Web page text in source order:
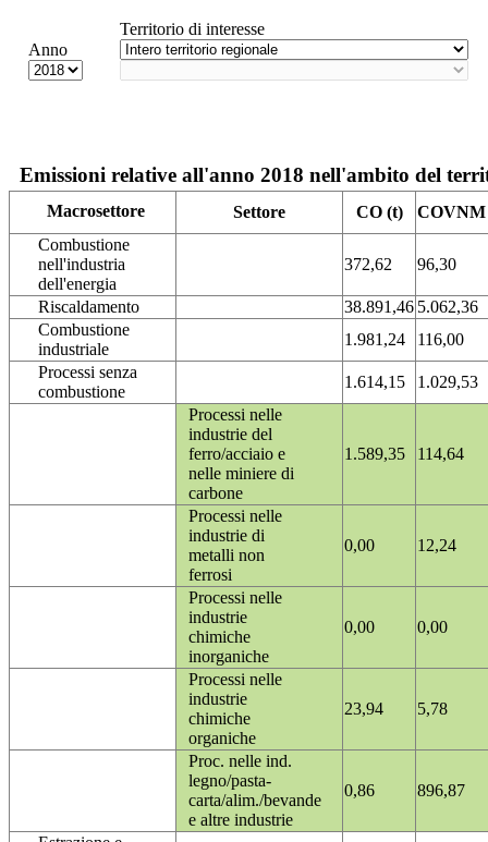
Anno
Territorio di interesse
Emissioni relative all'anno 2018 nell'ambito del
Macrosettore Settore CO (t)
COVNM
Combustione
nell'industria
dell'energia
372,62 96,30
Riscaldamento 38.891,46 5.062,36
Combustione
industriale
1.981,24
116,00
Processi senza
combustione
1.614,15
1.029,53
Processi nelle
industrie del
ferro/acciaio e
nelle miniere di
carbone
1.589,35 114,64
Processi nelle
industrie di
metalli non
ferrosi
0,00 12,24
Processi nelle
industrie
chimiche
inorganiche
0,00 0,00
Processi nelle
industrie
chimiche
organiche
23,94 5,78
Proc. nelle ind.
legno/pasta-
carta/alim./bevande
e altre industrie
0,86 896,87